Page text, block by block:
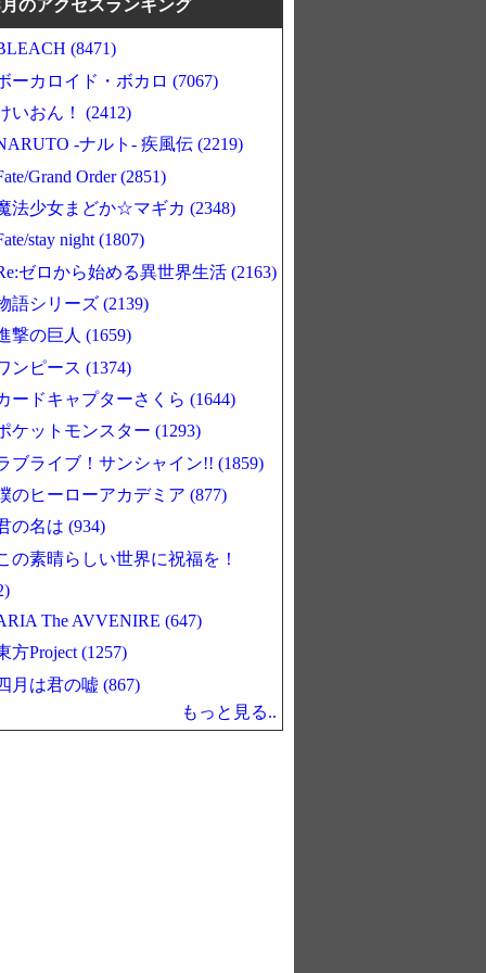
のアクセスランキング
(8471)
ーカロイド・ボカロ (7067)
いおん！ (2412)
-ナルト- 疾風伝 (2219)
Grand Order (2851)
法少女まどか☆マギカ (2348)
stay night (1807)
ゼロから始める異世界生活 (2163)
語シリーズ (2139)
撃の巨人 (1659)
ンピース (1374)
ードキャプターさくら (1644)
ケットモンスター (1293)
ブライブ！サンシャイン!! (1859)
のヒーローアカデミア (877)
の名は (934)
の素晴らしい世界に祝福を！
The AVVENIRE (647)
方Project (1257)
月は君の嘘 (867)
もっと見る..